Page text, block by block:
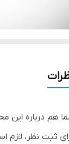
هم درباره این
ثبت نظر، لازم